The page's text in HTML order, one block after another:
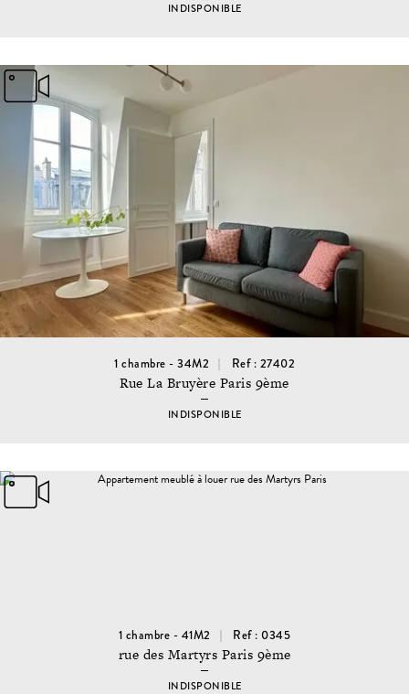
INDISPONIBLE
1 chambre - 34M2 Ref : 27402
Rue La Bruyère Paris 9ème
INDISPONIBLE
1 chambre - 41M2 Ref : 0345
rue des Martyrs Paris 9ème
INDISPONIBLE